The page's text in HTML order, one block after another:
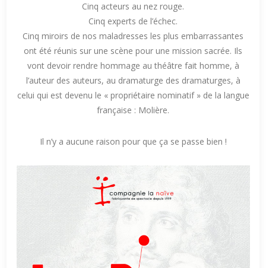
Cinq acteurs au nez rouge.
Cinq experts de l’échec.
Cinq miroirs de nos maladresses les plus embarrassantes
ont été réunis sur une scène pour une mission sacrée. Ils
vont devoir rendre hommage au théâtre fait homme, à
l’auteur des auteurs, au dramaturge des dramaturges, à
celui qui est devenu le « propriétaire nominatif » de la langue
française : Molière.
Il n’y a aucune raison pour que ça se passe bien !